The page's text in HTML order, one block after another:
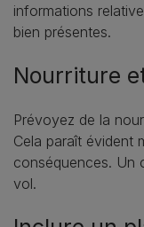
informations
bien présentes.
Nourriture
Prévoyez de la
Cela paraît évident
conséquences. Un
vol.